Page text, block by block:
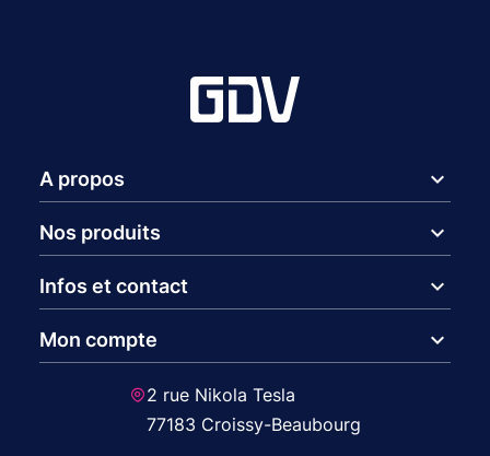
A propos expand_more
Nos produits expand_more
Infos et contact expand_more
Mon compte expand_more
2 rue Nikola Tesla
77183 Croissy-Beaubourg